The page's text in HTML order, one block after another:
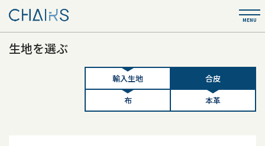
生地を選ぶ
輸入生地
合皮
布
本革